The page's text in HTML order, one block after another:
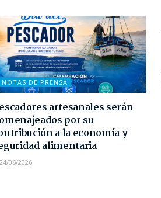
NOTAS DE PRENSA
artesanales serán
por su
a la economía y
alimentaria
06/2026